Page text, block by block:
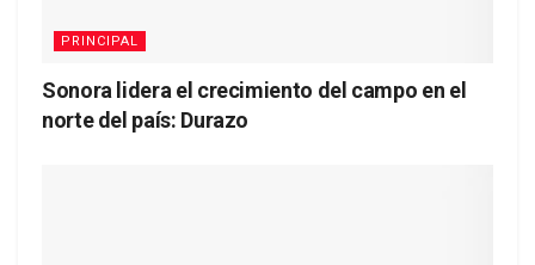
PRINCIPAL
Sonora lidera el crecimiento del campo en el
norte del país: Durazo